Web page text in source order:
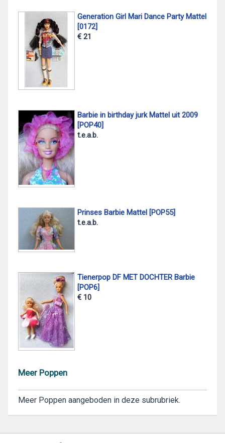
Generation Girl Mari Dance Party Mattel
[0172]
€ 21
Barbie in birthday jurk Mattel uit 2009
[POP40]
t.e.a.b.
Prinses Barbie Mattel [POP55]
t.e.a.b.
Tienerpop DF MET DOCHTER Barbie
[POP6]
€ 10
Meer Poppen
Meer Poppen aangeboden in deze subrubriek.